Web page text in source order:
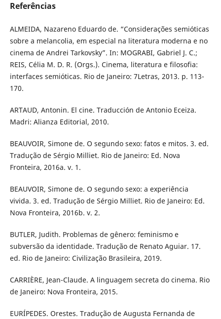
Referências
ALMEIDA, Nazareno Eduardo de. “Considerações semióticas
sobre a melancolia, em especial na literatura moderna e no
cinema de Andrei Tarkovsky”. In: MOGRABI, Gabriel J. C.;
REIS, Célia M. D. R. (Orgs.). Cinema, literatura e filosofia:
interfaces semióticas. Rio de Janeiro: 7Letras, 2013. p. 113-
170.
ARTAUD, Antonin. El cine. Traducción de Antonio Eceiza.
Madri: Alianza Editorial, 2010.
BEAUVOIR, Simone de. O segundo sexo: fatos e mitos. 3. ed.
Tradução de Sérgio Milliet. Rio de Janeiro: Ed. Nova
Fronteira, 2016a. v. 1.
BEAUVOIR, Simone de. O segundo sexo: a experiência
vivida. 3. ed. Tradução de Sérgio Milliet. Rio de Janeiro: Ed.
Nova Fronteira, 2016b. v. 2.
BUTLER, Judith. Problemas de gênero: feminismo e
subversão da identidade. Tradução de Renato Aguiar. 17.
ed. Rio de Janeiro: Civilização Brasileira, 2019.
CARRIÈRE, Jean-Claude. A linguagem secreta do cinema. Rio
de Janeiro: Nova Fronteira, 2015.
EURÍPEDES. Orestes. Tradução de Augusta Fernanda de